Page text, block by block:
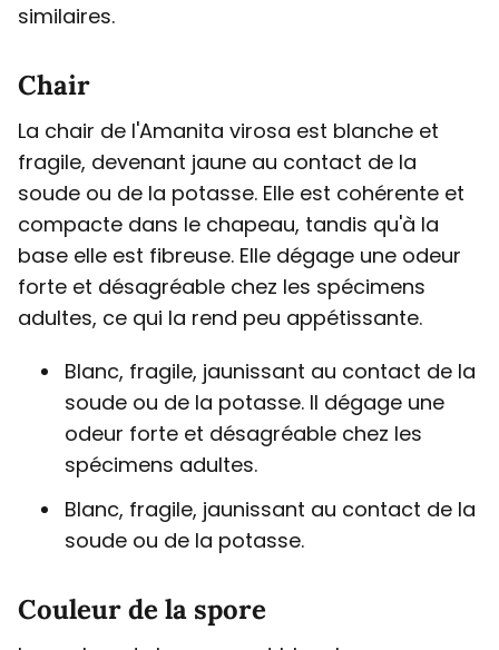
similaires.
Chair
La chair de l'Amanita virosa est blanche et
fragile, devenant jaune au contact de la
soude ou de la potasse. Elle est cohérente et
compacte dans le chapeau, tandis qu'à la
base elle est fibreuse. Elle dégage une odeur
forte et désagréable chez les spécimens
adultes, ce qui la rend peu appétissante.
Blanc, fragile, jaunissant au contact de la
soude ou de la potasse. Il dégage une
odeur forte et désagréable chez les
spécimens adultes.
Blanc, fragile, jaunissant au contact de la
soude ou de la potasse.
Couleur de la spore